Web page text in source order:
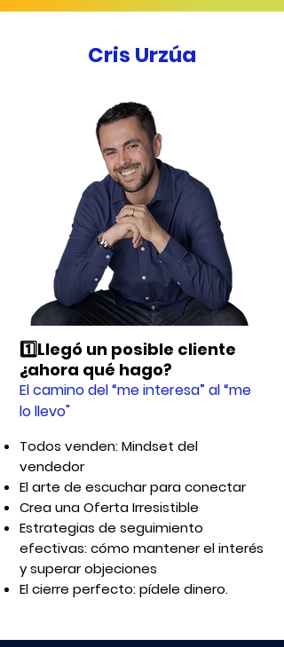
Cris Urzúa
1️⃣Llegó un posible cliente
¿ahora qué hago?
El camino del “me interesa” al “me
lo llevo"
Todos venden: Mindset del
vendedor
El arte de escuchar para conectar
Crea una Oferta Irresistible
Estrategias de seguimiento
efectivas: cómo mantener el interés
y superar objeciones
El cierre perfecto: pídele dinero.